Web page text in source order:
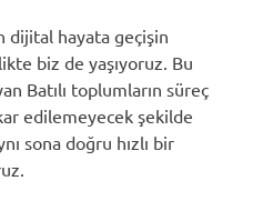
dijital hayata geçişin
biz de yaşıyoruz. Bu
Batılı toplumların süreç
edilemeyecek şekilde
sona doğru hızlı bir